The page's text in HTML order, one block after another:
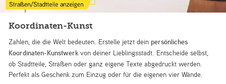
Koordinaten-Kunst
Zahlen, die die Welt bedeuten. Erstelle jetzt dein persönliches
Koordinaten-Kunstwerk von deiner Lieblingsstadt. Entscheide selbst,
ob Stadtteile, Straßen oder ganz eigene Texte abgedruckt werden.
Perfekt als Geschenk zum Einzug oder für die eigenen vier Wände.